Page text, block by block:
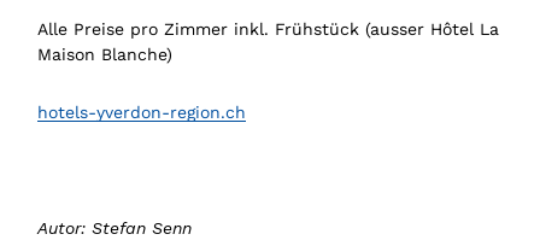
Alle Preise pro Zimmer inkl. Frühstück (ausser Hôtel La
Maison Blanche)
hotels-yverdon-region.ch
Autor: Stefan Senn